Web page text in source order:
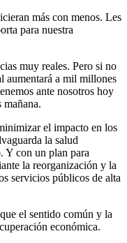
más con menos. Les
para nuestra
muy reales. Pero si no
aumentará a mil millones
ante nosotros hoy
mañana.
el impacto en los
la salud
Y con un plan para
la reorganización y la
servicios públicos de alta
el sentido común y la
económica.